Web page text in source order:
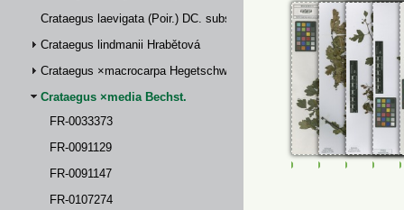
Crataegus laevigata (Poir.) DC. subsp. palmstruchii (Lindm.) Franco
Crataegus lindmanii Hrabětová
Crataegus ×macrocarpa Hegetschw.
Crataegus ×media Bechst.
FR-0033373
FR-0091129
FR-0091147
FR-0107274
FR-0033373FR-0091129
FR-